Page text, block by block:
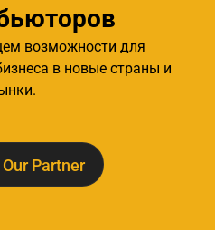
возможности для
в новые страны и
Partner